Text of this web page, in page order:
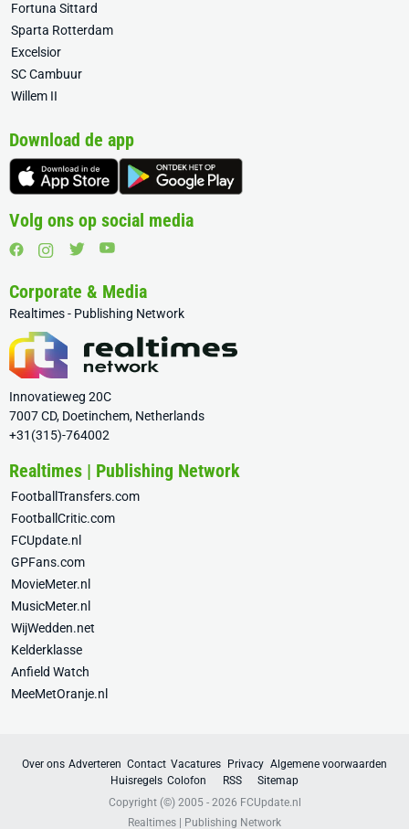
Fortuna Sittard
Sparta Rotterdam
Excelsior
SC Cambuur
Willem II
Download de app
Volg ons op social media
Corporate & Media
Realtimes - Publishing Network
Innovatieweg 20C
7007 CD, Doetinchem, Netherlands
+31(315)-764002
Realtimes | Publishing Network
FootballTransfers.com
FootballCritic.com
FCUpdate.nl
GPFans.com
MovieMeter.nl
MusicMeter.nl
WijWedden.net
Kelderklasse
Anfield Watch
MeeMetOranje.nl
Over ons Adverteren Contact Vacatures Privacy Algemene voorwaarden
Huisregels Colofon RSS
Sitemap
Copyright (©) 2005 - 2026 FCUpdate.nl
Realtimes | Publishing Network